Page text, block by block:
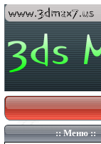
:: Меню ::